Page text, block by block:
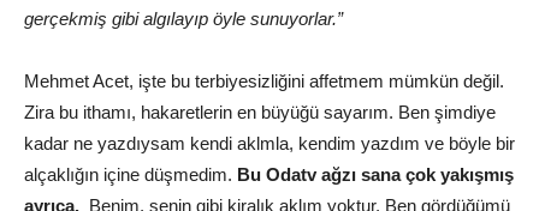
gerçekmiş gibi algılayıp öyle sunuyorlar.”
Mehmet Acet, işte bu terbiyesizliğini affetmem mümkün değil.
Zira bu ithamı, hakaretlerin en büyüğü sayarım. Ben şimdiye
kadar ne yazdıysam kendi aklmla, kendim yazdım ve böyle bir
alçaklığın içine düşmedim. Bu Odatv ağzı sana çok yakışmış
ayrıca. Benim, senin gibi kiralık aklım yoktur. Ben gördüğümü